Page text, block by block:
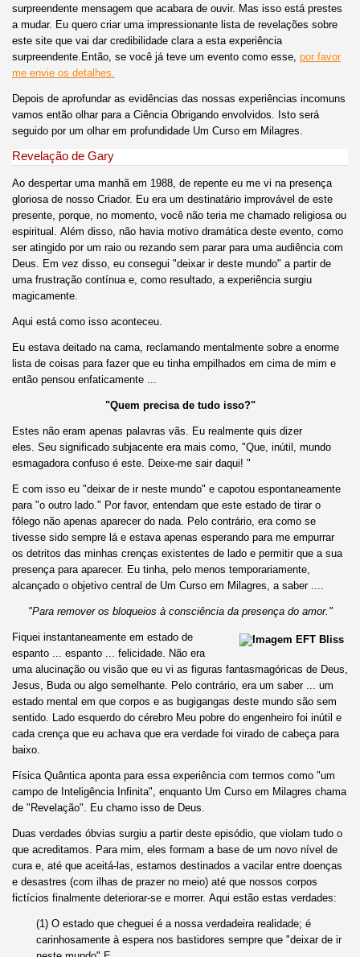
surpreendente mensagem que acabara de ouvir. Mas isso está prestes
a mudar. Eu quero criar uma impressionante lista de revelações sobre
este site que vai dar credibilidade clara a esta experiência
surpreendente.Então, se você já teve um evento como esse, por favor
me envie os detalhes.
Depois de aprofundar as evidências das nossas experiências incomuns
vamos então olhar para a Ciência Obrigando envolvidos. Isto será
seguido por um olhar em profundidade Um Curso em Milagres.
Revelação de Gary
Ao despertar uma manhã em 1988, de repente eu me vi na presença
gloriosa de nosso Criador. Eu era um destinatário improvável de este
presente, porque, no momento, você não teria me chamado religiosa ou
espiritual. Além disso, não havia motivo dramática deste evento, como
ser atingido por um raio ou rezando sem parar para uma audiência com
Deus. Em vez disso, eu consegui "deixar ir deste mundo" a partir de
uma frustração contínua e, como resultado, a experiência surgiu
magicamente.
Aqui está como isso aconteceu.
Eu estava deitado na cama, reclamando mentalmente sobre a enorme
lista de coisas para fazer que eu tinha empilhados em cima de mim e
então pensou enfaticamente ...
"Quem precisa de tudo isso?"
Estes não eram apenas palavras vãs. Eu realmente quis dizer
eles. Seu significado subjacente era mais como, "Que, inútil, mundo
esmagadora confuso é este. Deixe-me sair daqui! "
E com isso eu "deixar de ir neste mundo" e capotou espontaneamente
para "o outro lado." Por favor, entendam que este estado de tirar o
fôlego não apenas aparecer do nada. Pelo contrário, era como se
tivesse sido sempre lá e estava apenas esperando para me empurrar
os detritos das minhas crenças existentes de lado e permitir que a sua
presença para aparecer. Eu tinha, pelo menos temporariamente,
alcançado o objetivo central de Um Curso em Milagres, a saber ....
"Para remover os bloqueios à consciência da presença do amor."
Fiquei instantaneamente em estado de
espanto ... espanto ... felicidade. Não era
uma alucinação ou visão que eu vi as figuras fantasmagóricas de Deus,
Jesus, Buda ou algo semelhante. Pelo contrário, era um saber ... um
estado mental em que corpos e as bugigangas deste mundo são sem
sentido. Lado esquerdo do cérebro Meu pobre do engenheiro foi inútil e
cada crença que eu achava que era verdade foi virado de cabeça para
baixo.
Física Quântica aponta para essa experiência com termos como "um
campo de Inteligência Infinita", enquanto Um Curso em Milagres chama
de "Revelação". Eu chamo isso de Deus.
Duas verdades óbvias surgiu a partir deste episódio, que violam tudo o
que acreditamos. Para mim, eles formam a base de um novo nível de
cura e, até que aceitá-las, estamos destinados a vacilar entre doenças
e desastres (com ilhas de prazer no meio) até que nossos corpos
fictícios finalmente deteriorar-se e morrer. Aqui estão estas verdades:
(1) O estado que cheguei é a nossa verdadeira realidade; é
carinhosamente à espera nos bastidores sempre que "deixar de ir